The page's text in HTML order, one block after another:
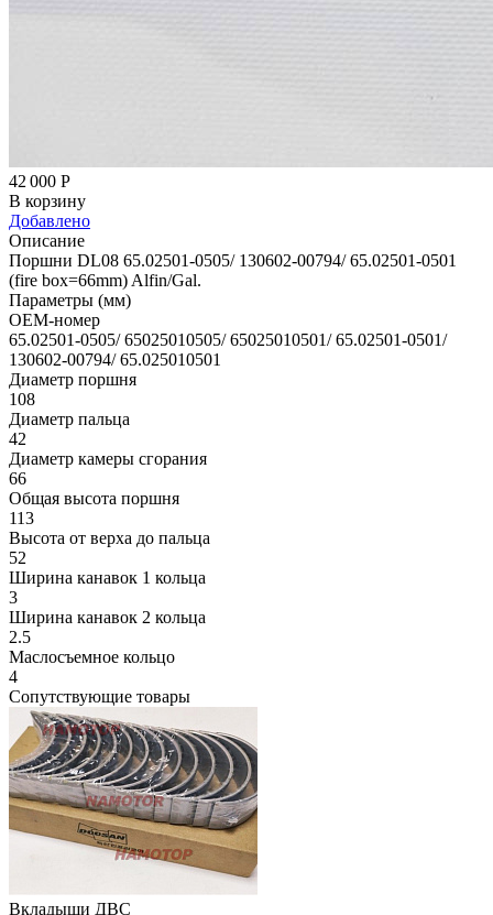
42 000 Р
В корзину
Добавлено
Описание
Поршни DL08 65.02501-0505/ 130602-00794/ 65.02501-0501
(fire box=66mm) Alfin/Gal.
Параметры (мм)
OEM-номер
65.02501-0505/ 65025010505/ 65025010501/ 65.02501-0501/
130602-00794/ 65.025010501
Диаметр поршня
108
Диаметр пальца
42
Диаметр камеры сгорания
66
Общая высота поршня
113
Высота от верха до пальца
52
Ширина канавок 1 кольца
3
Ширина канавок 2 кольца
2.5
Маслосъемное кольцо
4
Сопутствующие товары
Вкладыши ДВС